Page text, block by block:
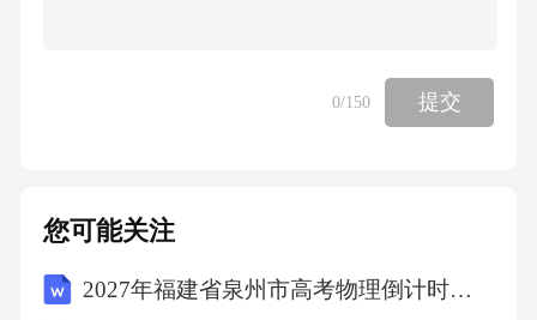
轻易泄露个人敏感信息，如身份证号、银行卡
号、密码等，以防被不法分子利用。学习金融
向相关监管部门举报，如银监会、证监会等。
如果自身权益受到侵害，可以寻求法律援助，
0/150 提交
您可能关注
2027年福建省泉州市高考物理倒计时模拟卷（含答案解析）